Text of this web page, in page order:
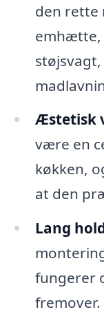
den rette
emhætte,
Æstetisk
være en
køkken,
at den
Lang
fungerer
fremover.